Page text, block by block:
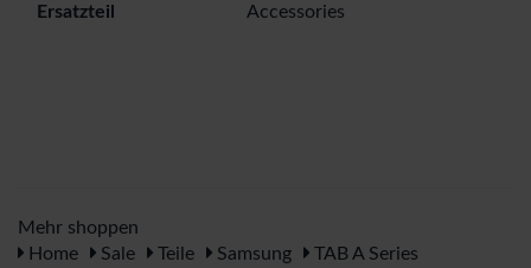
Ersatzteil Accessories
Mehr shoppen
Home
Sale Teile Samsung
TAB A Series